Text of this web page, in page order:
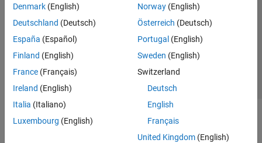
Denmark (English)
Deutschland (Deutsch)
España (Español)
Finland (English)
France (Français)
Ireland (English)
Italia (Italiano)
Luxembourg (English)
Norway(English)
Österreich (Deutsch)
Portugal (English)
Sweden (English)
Switzerland
Deutsch
English
Français
United Kingdom(English)
Datendiebstahl verhindern
Status von Anwendungen
© 1994-2026 The MathWorks, Inc.
Website auswählen
Deutschland